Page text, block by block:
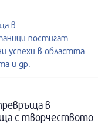
в
постигат
успехи в областта
и др.
в
с творчеството